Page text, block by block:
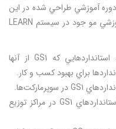
GS1‌ ايجاد كنند، مي‌توانند با بهره‌گيري از 7 دوره آموزشي طراحي شده در اين
سيستم، به اهداف خود برسند. دورهاي آموزشي مو جود در سيستم LEARN
1ـ دوره مفاهيم پايه‌اي: شامل فهم GS1، استانداردهايي كه GS1 از آنها
براي بهبود كسب و كار.
3ـ مراكز توزيع: مسايل مربوط به اجراي استانداردهاي GS1‌ در مراكز توزيع